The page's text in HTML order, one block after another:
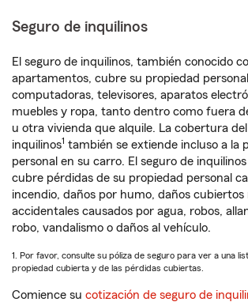
Seguro de inquilinos
El seguro de inquilinos, también conocido
apartamentos, cubre su propiedad
computadoras, televisores, aparatos
muebles y ropa, tanto dentro como fuera
u otra vivienda que alquile. La cobertura
inquilinos1 también se extiende incluso a la
personal en su carro. El seguro de
cubre pérdidas de su propiedad personal
incendio, daños por humo, daños
accidentales causados por agua, robos,
robo, vandalismo o daños al vehículo.
1. Por favor, consulte su póliza de seguro para ver a una
propiedad cubierta y de las pérdidas cubiertas.
Comience su cotización de seguro de